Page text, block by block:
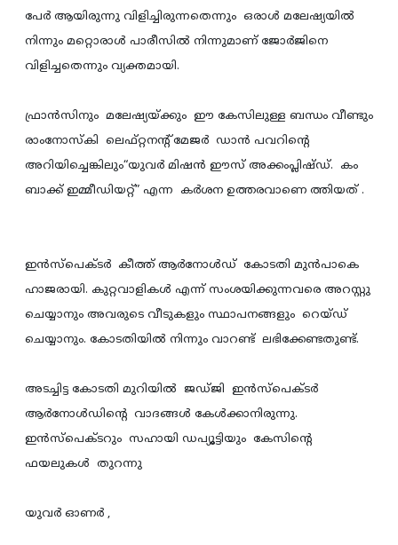
പേര്‍ ആയിരുന്നു വിളിച്ചിരുന്നതെന്നും ഒരാള്‍ മലേഷ്യയില്‍
നിന്നും മറ്റൊരാള്‍ പാരീസില്‍ നിന്നുമാണ് ജോര്‍ജിനെ
വിളിച്ചതെന്നും വ്യക്തമായി.
ഫ്രാന്‍സിനും മലേഷ്യയ്ക്കും ഈ കേസിലുള്ള ബന്ധം വീണ്ടും
രാംനോസ്കി ലെഫ്റ്റനന്റ് മേജര്‍ ഡാന്‍ പവറിന്റെ
അറിയിച്ചെങ്കിലും“യുവര്‍ മിഷന്‍ ഈസ്‌ അക്കംപ്ലിഷ്ഡ്. കം
ബാക്ക് ഇമ്മീഡിയറ്റ്” എന്ന കര്‍ശന ഉത്തരവാണെ ത്തിയത് .
ഇന്‍സ്പെക്ടര്‍ കീത്ത് ആര്‍നോള്‍ഡ് കോടതി മുന്‍പാകെ
ഹാജരായി. കുറ്റവാളികള്‍ എന്ന് സംശയിക്കുന്നവരെ അറസ്റ്റു
ചെയ്യാനും അവരുടെ വീടുകളും സ്ഥാപനങ്ങളും റെയ്ഡ്
ചെയ്യാനും. കോടതിയില്‍ നിന്നും വാറണ്ട് ലഭിക്കേണ്ടതുണ്ട്.
അടച്ചിട്ട കോടതി മുറിയില്‍ ജഡ്ജി ഇന്‍സ്പെക്ടര്‍
ആര്‍നോള്‍ഡിന്‍റെ വാദങ്ങള്‍ കേള്‍ക്കാനിരുന്നു.
ഇന്‍സ്പെക്ടറും സഹായി ഡപ്യൂട്ടിയും കേസിന്റെ
ഫയലുകള്‍ തുറന്നു
യുവര്‍ ഓണര്‍ ,